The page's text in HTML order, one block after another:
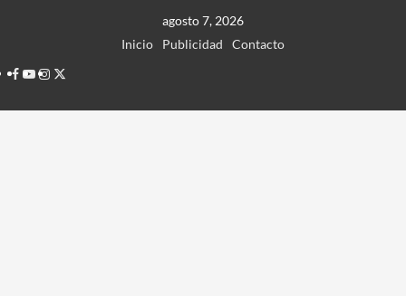
agosto 7, 2026
Inicio
Publicidad
Contacto
Facebook
Youtube
Instagram
Twitter